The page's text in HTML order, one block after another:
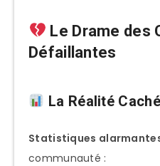
Le Drame des
Défaillantes
La Réalité
Statistiques
communauté :